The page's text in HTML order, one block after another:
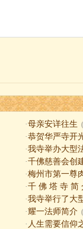
·母亲安详往生
·恭贺华严寺开
·我寺举办大型
·千佛慈善会创
·梅州市第一尊
·千 佛 塔 寺 简
·我寺举行了大
·耀一法师简介
· 人生需要信仰